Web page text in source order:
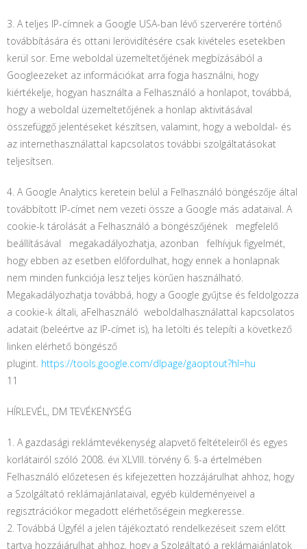
3. A teljes IP-címnek a Google USA-ban lévő szerverére történő
továbbítására és ottani lerövidítésére csak kivételes esetekben
kerül sor. Eme weboldal üzemeltetőjének megbízásából a
Googleezeket az információkat arra fogja használni, hogy
kiértékelje, hogyan használta a Felhasználó a honlapot, továbbá,
hogy a weboldal üzemeltetőjének a honlap aktivitásával
összefüggő jelentéseket készítsen, valamint, hogy a weboldal- és
az internethasználattal kapcsolatos további szolgáltatásokat
teljesítsen.
4. A Google Analytics keretein belül a Felhasználó böngészője által
továbbított IP-címet nem vezeti össze a Google más adataival. A
cookie-k tárolását a Felhasználó a böngészőjének megfelelő
beállításával megakadályozhatja, azonban felhívjuk figyelmét,
hogy ebben az esetben előfordulhat, hogy ennek a honlapnak
nem minden funkciója lesz teljes körűen használható.
Megakadályozhatja továbbá, hogy a Google gyűjtse és feldolgozza
a cookie-k általi, aFelhasználó weboldalhasználattal kapcsolatos
adatait (beleértve az IP-címet is), ha letölti és telepíti a következő
linken elérhető böngésző
plugint. https://tools.google.com/dlpage/gaoptout?hl=hu
11
HÍRLEVÉL, DM TEVÉKENYSÉG
1. A gazdasági reklámtevékenység alapvető feltételeiről és egyes
korlátairól szóló 2008. évi XLVIII. törvény 6. §-a értelmében
Felhasználó előzetesen és kifejezetten hozzájárulhat ahhoz, hogy
a Szolgáltató reklámajánlataival, egyéb küldeményeivel a
regisztrációkor megadott elérhetőségein megkeresse.
2. Továbbá Ügyfél a jelen tájékoztató rendelkezéseit szem előtt
tartva hozzájárulhat ahhoz, hogy a Szolgáltató a reklámajánlatok